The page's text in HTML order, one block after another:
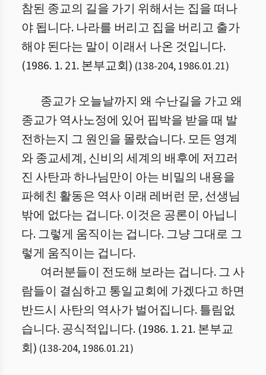
참된 종교의 길을 가기 위해서는 집을 떠나
야 됩니다. 나라를 버리고 집을 버리고 출가
해야 된다는 말이 이래서 나온 것입니다.
(1986. 1. 21. 본부교회) (138-204, 1986.01.21)
종교가 오늘날까지 왜 수난길을 가고 왜
종교가 역사노정에 있어 핍박을 받을 때 발
전하는지 그 원인을 몰랐습니다. 모든 영계
와 종교세계, 신비의 세계의 배후에 저끄러
진 사탄과 하나님만이 아는 비밀의 내용을
파헤친 활동은 역사 이래 레버런 문, 선생님
밖에 없다는 겁니다. 이것은 공론이 아닙니
다. 그렇게 움직이는 겁니다. 그냥 그대로 그
렇게 움직이는 겁니다.
여러분들이 전도해 보라는 겁니다. 그 사
람들이 결심하고 통일교회에 가겠다고 하면
반드시 사탄의 역사가 벌어집니다. 틀림없
습니다. 공식적입니다. (1986. 1. 21. 본부교
회) (138-204, 1986.01.21)